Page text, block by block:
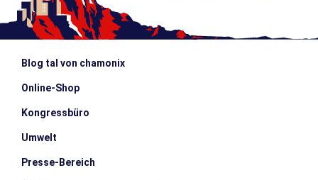
Blog tal von chamonix
Online-Shop
Kongressbüro
Umwelt
Presse-Bereich